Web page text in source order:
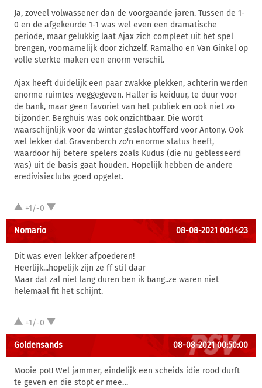
Ja, zoveel volwassener dan de voorgaande jaren. Tussen de 1-
0 en de afgekeurde 1-1 was wel even een dramatische
periode, maar gelukkig laat Ajax zich compleet uit het spel
brengen, voornamelijk door zichzelf. Ramalho en Van Ginkel op
volle sterkte maken een enorm verschil.
Ajax heeft duidelijk een paar zwakke plekken, achterin werden
enorme ruimtes weggegeven. Haller is keiduur, te duur voor
de bank, maar geen favoriet van het publiek en ook niet zo
bijzonder. Berghuis was ook onzichtbaar. Die wordt
waarschijnlijk voor de winter geslachtofferd voor Antony. Ook
wel lekker dat Gravenberch zo'n enorme status heeft,
waardoor hij betere spelers zoals Kudus (die nu geblesseerd
was) uit de basis gaat houden. Hopelijk hebben de andere
eredivisieclubs goed opgelet.
+1/-0
Nomario 08-08-2021 00:14:23
Dit was even lekker afpoederen!
Heerlijk...hopelijk zijn ze ff stil daar
Maar dat zal niet lang duren ben ik bang..ze waren niet
helemaal fit het schijnt.
+1/-0
Goldensands 08-08-2021 00:50:00
Mooie pot! Wel jammer, eindelijk een scheids idie rood durft
te geven en die stopt er mee…